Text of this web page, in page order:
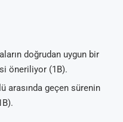
doğrudan uygun bir
öneriliyor (1B).
arasında geçen sürenin